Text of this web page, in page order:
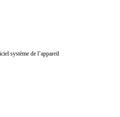
système de l’appareil